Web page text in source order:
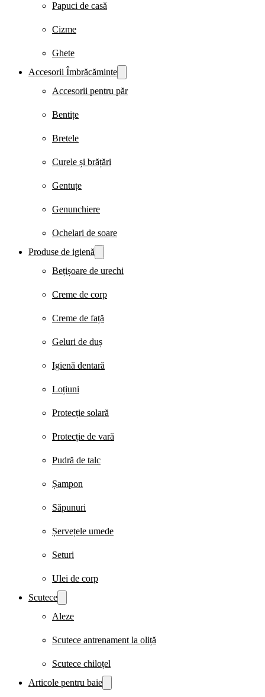
Papuci de casă
Cizme
Ghete
Accesorii Îmbrăcăminte
Accesorii pentru păr
Bentițe
Bretele
Curele și brățări
Gentuțe
Genunchiere
Ochelari de soare
Produse de igienă
Bețișoare de urechi
Creme de corp
Creme de față
Geluri de duș
Igienă dentară
Loțiuni
Protecție solară
Protecție de vară
Pudră de talc
Șampon
Săpunuri
Șervețele umede
Seturi
Ulei de corp
Scutece
Aleze
Scutece antrenament la oliță
Scutece chiloțel
Articole pentru baie